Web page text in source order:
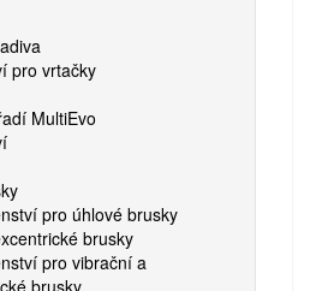
pro vrtačky
MultiEvo
pro úhlové brusky
brusky
pro vibrační a
brusky